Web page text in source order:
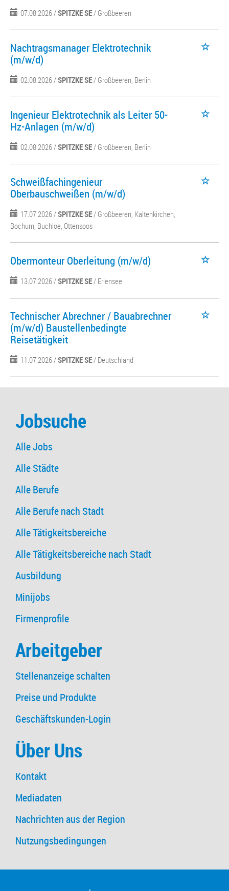
07.08.2026 /SPITZKE SE/ Großbeeren
Nachtragsmanager Elektrotechnik
(m/w/d)
02.08.2026 /SPITZKE SE/ Großbeeren, Berlin
Ingenieur Elektrotechnik als Leiter 50-
Hz-Anlagen (m/w/d)
02.08.2026 /SPITZKE SE/ Großbeeren, Berlin
Schweißfachingenieur
Oberbauschweißen (m/w/d)
17.07.2026 /SPITZKE SE/ Großbeeren, Kaltenkirchen,
Bochum, Buchloe, Ottensoos
Obermonteur Oberleitung (m/w/d)
13.07.2026 /SPITZKE SE/ Erlensee
Technischer Abrechner / Bauabrechner
(m/w/d) Baustellenbedingte
Reisetätigkeit
11.07.2026 /SPITZKE SE/ Deutschland
Jobsuche
Alle Jobs
Alle Städte
Alle Berufe
Alle Berufe nach Stadt
Alle Tätigkeitsbereiche
Alle Tätigkeitsbereiche nach Stadt
Ausbildung
Minijobs
Firmenprofile
Arbeitgeber
Stellenanzeige schalten
Preise und Produkte
Geschäftskunden-Login
Über Uns
Kontakt
Mediadaten
Nachrichten aus der Region
Nutzungsbedingungen